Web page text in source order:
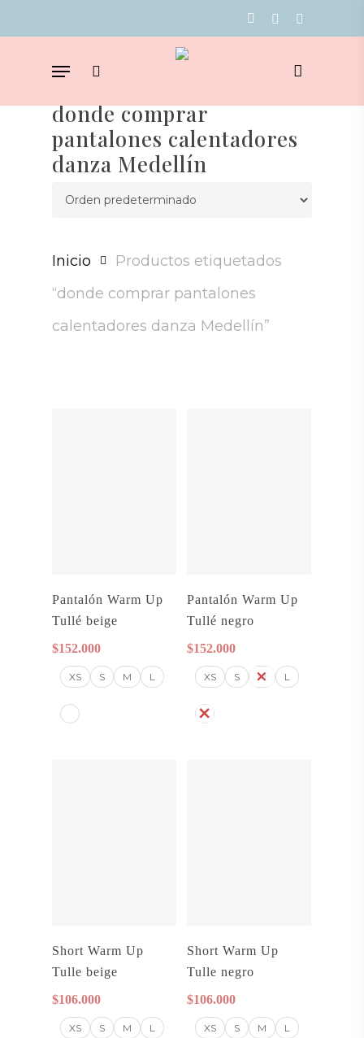
to
facebookyoutubeinstagram
Menu
donde comprar
pantalones calentadores
danza Medellín
Inicio
Productos etiquetados
“donde comprar pantalones
calentadores danza Medellín”
Seleccionar
Pantalón Warm Up
Tullé beige
$152.000
XS S M L
Seleccionar
Pantalón Warm Up
Tullé negro
$152.000
XS S M L
Opciones
Short Warm Up
Tulle beige
$106.000
XS S M L
Opciones
Short Warm Up
Tulle negro
$106.000
XS S M L